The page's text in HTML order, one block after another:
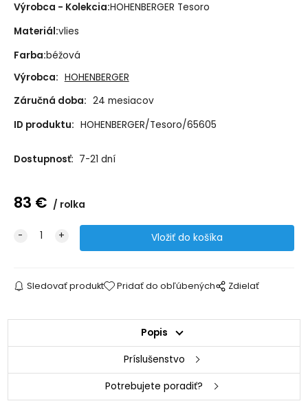
Výrobca - Kolekcia:HOHENBERGER Tesoro
Materiál:vlies
Farba:béžová
Výrobca: HOHENBERGER
Záručná doba: 24 mesiacov
ID produktu: HOHENBERGER/Tesoro/65605
Dostupnosť: 7-21 dní
83 € rolka
Sledovať produkt Pridať do obľúbených Zdielať
Popis
Príslušenstvo
Potrebujete poradiť?